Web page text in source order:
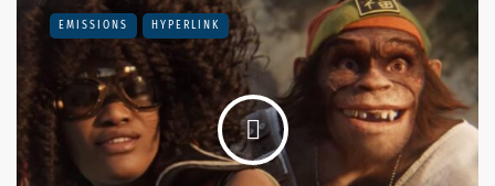
EMISSIONS HYPERLINK